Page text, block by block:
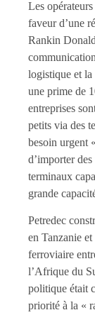
Les
faveur d’une
Rankin
logistique et la
une prime de
entreprises
petits via des
besoin urgent
d’importer
terminaux
grande
Petredec
en Tanzanie
ferroviaire
l’Afrique du
politique était
priorité à la «